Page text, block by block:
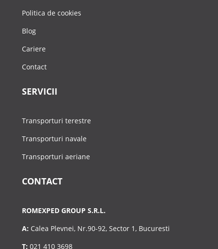
Politica de cookies
Blog
Cariere
Contact
SERVICII
Transporturi terestre
Transporturi navale
Transporturi aeriane
CONTACT
ROMEXPED GROUP S.R.L.
A: Calea Plevnei, Nr.90-92, Sector 1, Bucuresti
T: 021 410 3698